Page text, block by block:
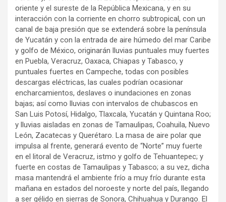
oriente y el sureste de la República Mexicana, y en su
interacción con la corriente en chorro subtropical, con un
canal de baja presión que se extenderá sobre la península
de Yucatán y con la entrada de aire húmedo del mar Caribe
y golfo de México, originarán lluvias puntuales muy fuertes
en Puebla, Veracruz, Oaxaca, Chiapas y Tabasco, y
puntuales fuertes en Campeche, todas con posibles
descargas eléctricas, las cuales podrían ocasionar
encharcamientos, deslaves o inundaciones en zonas
bajas; así como lluvias con intervalos de chubascos en
San Luis Potosí, Hidalgo, Tlaxcala, Yucatán y Quintana Roo;
y lluvias aisladas en zonas de Tamaulipas, Coahuila, Nuevo
León, Zacatecas y Querétaro. La masa de aire polar que
impulsa al frente, generará evento de “Norte” muy fuerte
en el litoral de Veracruz, istmo y golfo de Tehuantepec; y
fuerte en costas de Tamaulipas y Tabasco; a su vez, dicha
masa mantendrá el ambiente frío a muy frío durante esta
mañana en estados del noroeste y norte del país, llegando
a ser gélido en sierras de Sonora, Chihuahua y Durango. El